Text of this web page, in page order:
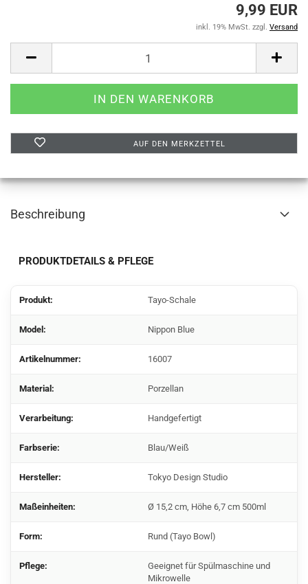
9,99 EUR
inkl. 19% MwSt. zzgl. Versand
AUF DEN MERKZETTEL
Beschreibung
PRODUKTDETAILS & PFLEGE
Produkt: Tayo-Schale
Model: Nippon Blue
Artikelnummer: 16007
Material: Porzellan
Verarbeitung: Handgefertigt
Farbserie: Blau/Weiß
Hersteller: Tokyo Design Studio
Maßeinheiten: Ø 15,2 cm, Höhe 6,7 cm 500ml
Form: Rund (Tayo Bowl)
Pflege:
Geeignet für Spülmaschine und
Mikrowelle